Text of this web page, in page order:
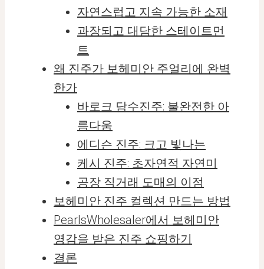
자연스럽고 지속 가능한 소재
과장되고 대담한 스테이트먼
트
왜 진주가 보헤미안 주얼리에 완벽
한가
바로크 담수진주: 불완전한 아
름다움
에디슨 진주: 크고 빛나는
케시 진주: 초자연적 자연미
공장 직거래 도매의 이점
보헤미안 진주 컬렉션 만드는 방법
PearlsWholesaler에서 보헤미안
영감을 받은 진주 쇼핑하기
결론